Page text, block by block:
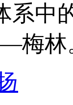
系中
梅林